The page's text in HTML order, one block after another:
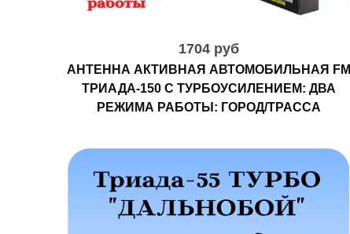
1704 руб
АНТЕННА АКТИВНАЯ АВТОМОБИЛЬНАЯ FM
ТРИАДА-150 С ТУРБОУСИЛЕНИЕМ: ДВА
РЕЖИМА РАБОТЫ: ГОРОД/ТРАССА